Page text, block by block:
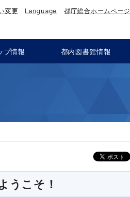
変更 Language 都庁総合ホームページ
プ情報 都内図書館情報
うこそ！